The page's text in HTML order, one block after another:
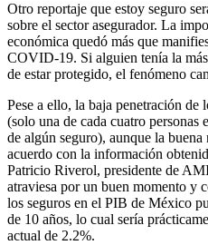
Otro reportaje que estoy seguro
sobre el sector asegurador. La
económica quedó más que
COVID-19. Si alguien tenía la
de estar protegido, el fenómeno
Pese a ello, la baja penetración de
(solo una de cada cuatro personas
de algún seguro), aunque la
acuerdo con la información
Patricio Riverol, presidente de
atraviesa por un buen momento y
los seguros en el PIB de México
de 10 años, lo cual sería
actual de 2.2%.